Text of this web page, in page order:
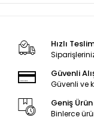
Hızlı
Güvenli
Güvenli ve
Geniş
Binlerce